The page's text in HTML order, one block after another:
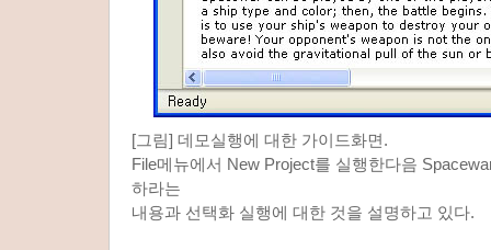
[그림] 데모실행에 대한 가이드화면.
File메뉴에서 New Project를 실행한다음
하라는
내용과 선택화 실행에 대한 것을 설명하고 있다.